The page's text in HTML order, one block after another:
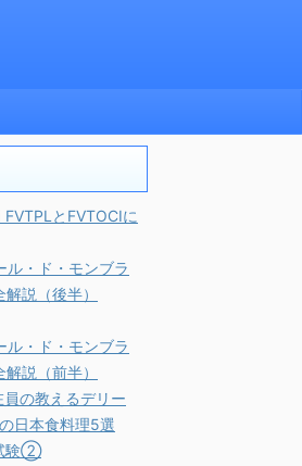
FVTPLとFVTOCIに
・ド・モンブラ
説（後半）
・ド・モンブラ
説（前半）
員の教えるデリー
日本食料理5選
験②